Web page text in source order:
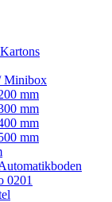
Minibox
mm
mm
mm
mm
0201